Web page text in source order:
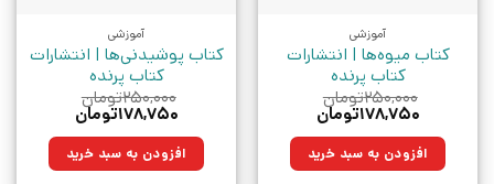
آموزشی
کتاب میوه‌ها | انتشارات
کتاب پرنده
۲۵۰,۰۰۰تومان
قیمت
۲۵۰,۰۰۰تومان
بود.
۱۷۸,۷۵۰تومان
۱۷۸,۷۵۰تومان.افزودن به سبد خرید
آموزشی
کتاب پوشیدنی‌ها | انتشارات
کتاب پرنده
۲۵۰,۰۰۰تومان
قیمت
۲۵۰,۰۰۰تومان
بود.
۱۷۸,۷۵۰تومان
۱۷۸,۷۵۰تومان.افزودن به سبد خرید